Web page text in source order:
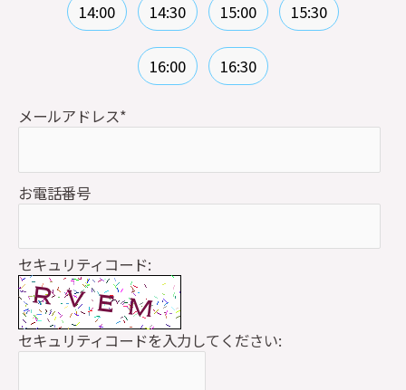
14:00 14:30 15:00 15:30
16:00 16:30
メールアドレス*
お電話番号
セキュリティコード:
セキュリティコードを入力してください: